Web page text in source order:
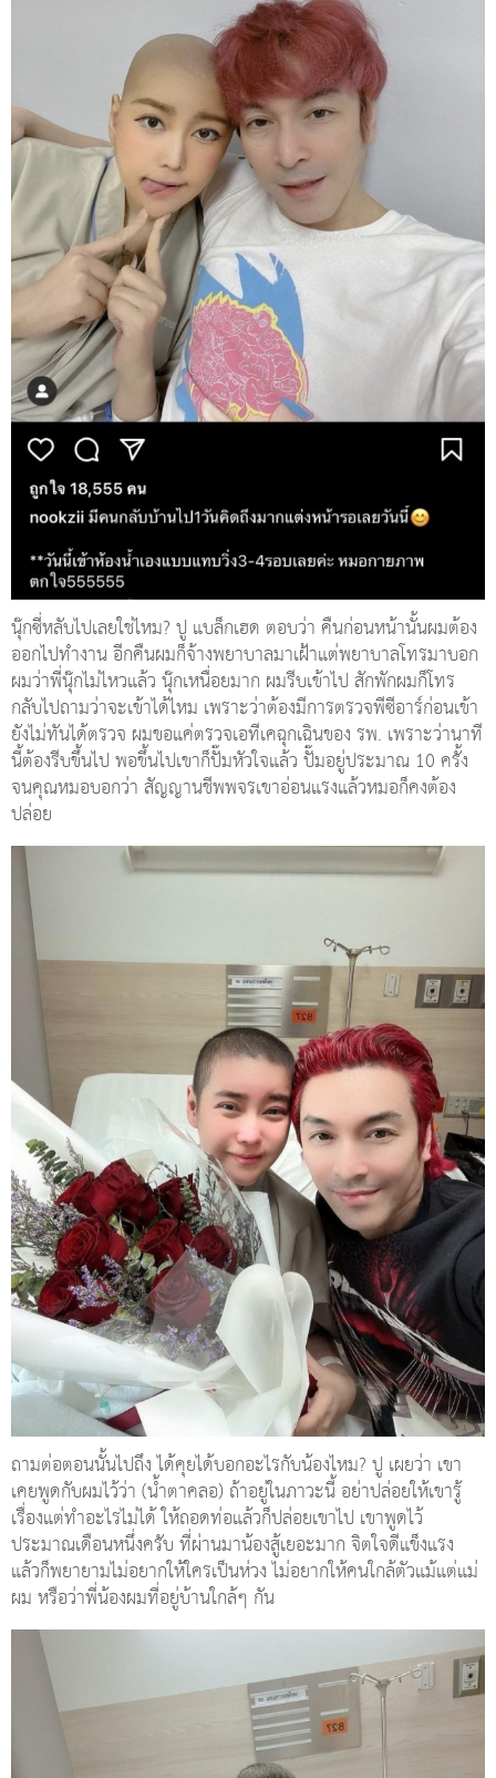
นุ๊กซี่หลับไปเลยใช่ไหม? ปู แบล็กเฮด ตอบว่า คืนก่อนหน้านั้นผมต้อง
ออกไปทำงาน อีกคืนผมก็จ้างพยาบาลมาเฝ้าแต่พยาบาลโทรมาบอก
ผมว่าพี่นุ๊กไม่ไหวแล้ว นุ๊กเหนื่อยมาก ผมรีบเข้าไป สักพักผมก็โทร
กลับไปถามว่าจะเข้าได้ไหม เพราะว่าต้องมีการตรวจพีซีอาร์ก่อนเข้า
ยังไม่ทันได้ตรวจ ผมขอแค่ตรวจเอทีเคฉุกเฉินของ รพ. เพราะว่านาที
นี้ต้องรีบขึ้นไป พอขึ้นไปเขาก็ปั๊มหัวใจแล้ว ปั๊มอยู่ประมาณ 10 ครั้ง
จนคุณหมอบอกว่า สัญญานชีพพจรเขาอ่อนแรงแล้วหมอก็คงต้อง
ปล่อย
ถามต่อตอนนั้นไปถึง ได้คุยได้บอกอะไรกับน้องไหม? ปู เผยว่า เขา
เคยพูดกับผมไว้ว่า (น้ำตาคลอ) ถ้าอยู่ในภาวะนี้ อย่าปล่อยให้เขารู้
เรื่องแต่ทำอะไรไม่ได้ ให้ถอดท่อแล้วก็ปล่อยเขาไป เขาพูดไว้
ประมาณเดือนหนึ่งครับ ที่ผ่านมาน้องสู้เยอะมาก จิตใจดีแข็งแรง
แล้วก็พยายามไม่อยากให้ใครเป็นห่วง ไม่อยากให้คนใกล้ตัวแม้แต่แม่
ผม หรือว่าพี่น้องผมที่อยู่บ้านใกล้ๆ กัน